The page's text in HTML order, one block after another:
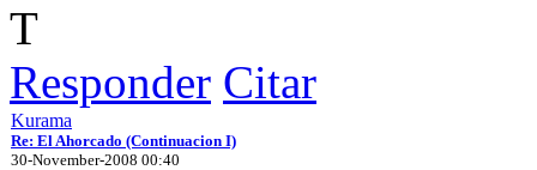
T
Responder Citar
Kurama
Re: El Ahorcado (Continuacion I)
30-November-2008 00:40